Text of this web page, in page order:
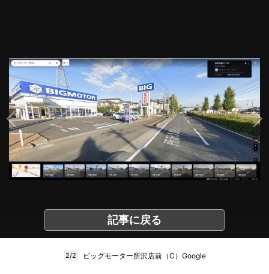
記事に戻る
2/2 ビッグモーター所沢店前（C）Google